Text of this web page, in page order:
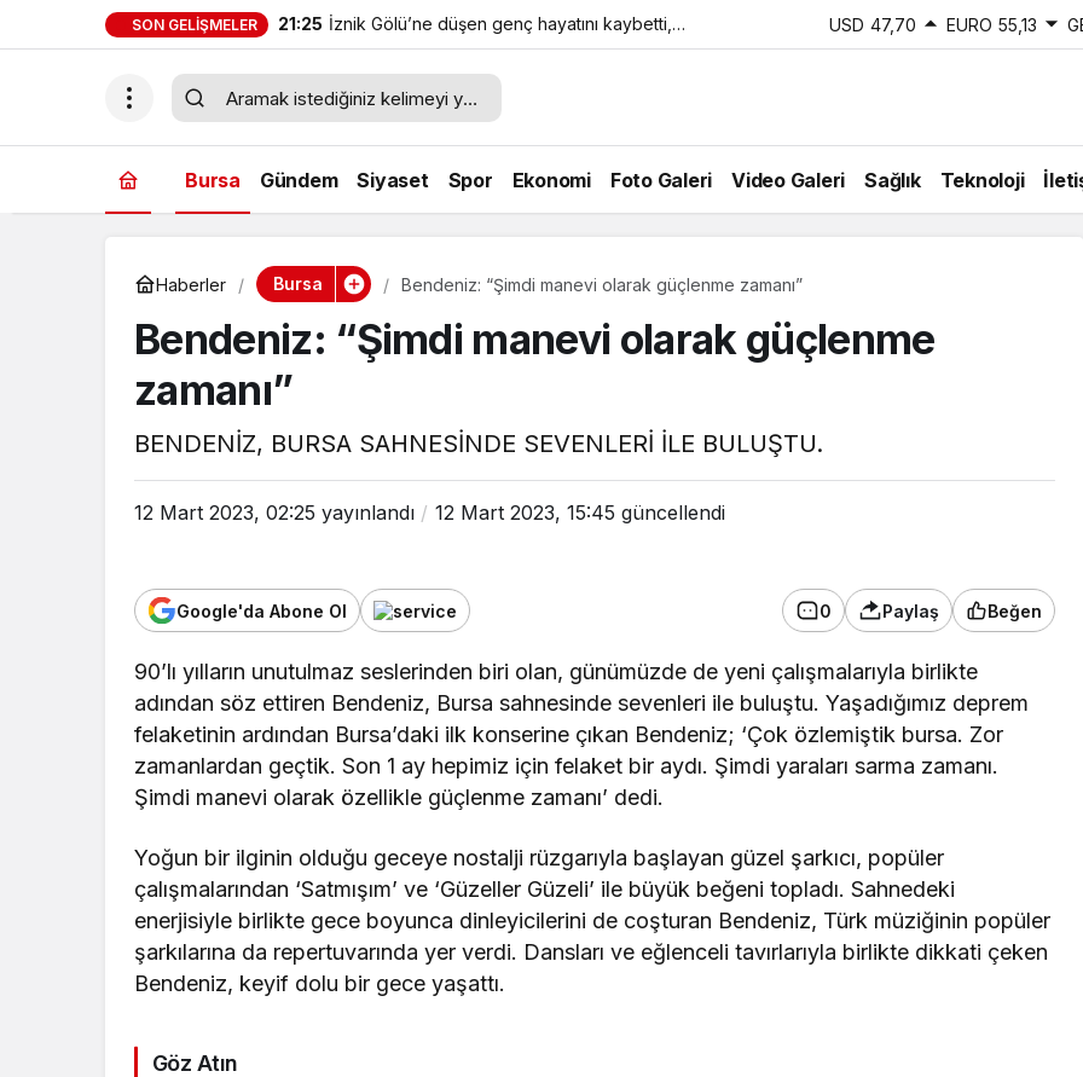
SON GELIŞMELER 21:25 İznik Gölü’ne düşen genç hayatını kaybetti,
gözyaşlarıyla toprağa verildi
USD 47,70 EURO 55,13
Bursa Gündem Siyaset Spor Ekonomi Foto Galeri Video Galeri Sağlık Teknoloji
Haberler Bursa Bendeniz: “Şimdi manevi olarak güçlenme zamanı”
Bendeniz: “Şimdi manevi olarak güçlenme
zamanı”
BENDENİZ, BURSA SAHNESİNDE SEVENLERİ İLE BULUŞTU.
12 Mart 2023, 02:25 yayınlandı 12 Mart 2023, 15:45 güncellendi
Google'da Abone Ol 0 Paylaş Beğen
90’lı yılların unutulmaz seslerinden biri olan, günümüzde de yeni çalışmalarıyla birlikte
adından söz ettiren Bendeniz, Bursa sahnesinde sevenleri ile buluştu. Yaşadığımız deprem
felaketinin ardından Bursa’daki ilk konserine çıkan Bendeniz; ‘Çok özlemiştik bursa. Zor
zamanlardan geçtik. Son 1 ay hepimiz için felaket bir aydı. Şimdi yaraları sarma zamanı.
Şimdi manevi olarak özellikle güçlenme zamanı’ dedi.
Yoğun bir ilginin olduğu geceye nostalji rüzgarıyla başlayan güzel şarkıcı, popüler
çalışmalarından ‘Satmışım’ ve ‘Güzeller Güzeli’ ile büyük beğeni topladı. Sahnedeki
enerjisiyle birlikte gece boyunca dinleyicilerini de coşturan Bendeniz, Türk müziğinin popüler
şarkılarına da repertuvarında yer verdi. Dansları ve eğlenceli tavırlarıyla birlikte dikkati çeken
Bendeniz, keyif dolu bir gece yaşattı.
Göz Atın